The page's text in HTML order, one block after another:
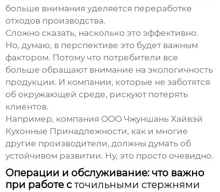
больше внимания уделяется переработке
отходов производства.
Сложно сказать, насколько это эффективно.
Но, думаю, в перспективе это будет важным
фактором. Потому что потребители все
больше обращают внимание на экологичность
продукции. И компании, которые не заботятся
об окружающей среде, рискуют потерять
клиентов.
Например, компания ООО Чжуншань Хайвэй
Кухонные Принадлежности, как и многие
другие производители, должны думать об
устойчивом развитии. Ну, это просто очевидно.
Операции и обслуживание: что важно
при работе сточильными стержнями